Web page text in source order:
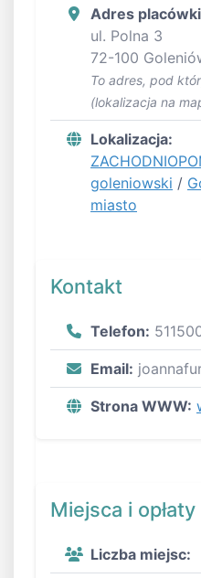
Adres
ul. Polna 3
72-100
To adres, pod
(lokalizacja na
Lokalizacja:
goleniowski /
miasto
Kontakt
Telefon:
Email:
Strona WWW:
Miejsca i opłaty
Liczba miejsc: